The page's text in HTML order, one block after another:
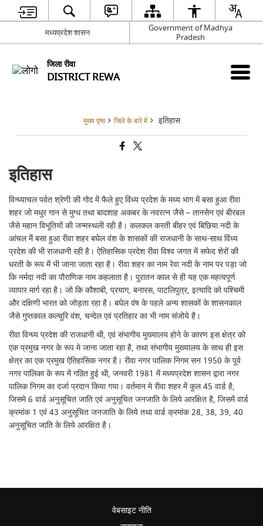
मध्यप्रदेश शासन
Government of Madhya
Pradesh
जिला रीवा
DISTRICT REWA
मुख्य पृष्ठ जिले के बारे में इतिहास
इतिहास
विन्ध्याचल पर्वत श्रेणी की गोद में फैले हुए विंध्य प्रदेश के मध्य भाग में बसा हुआ रीवा
शहर जो मधुर गान से मुग्ध तथा बादशाह अकबर के नवरत्न जैसे – तानसेन एवं बीरबल
जैसे महान विभूतियों की जन्मस्थली रही है। कलकल करती बीहर एवं बिछिया नदी के
आंचल मेें बसा हुआ रीवा शहर बघेल वंश के शासकों की राजधानी के साथ-साथ विंध्य
प्रदेश की भी राजधानी रही है। ऐतिहासिक प्रदेश रीवा विश्व जगत में सफेद शेरों की
धरती के रूप में भी जाना जाता रहा है। रीवा शहर का नाम रेवा नदी के नाम पर पड़ा जो
कि नर्मदा नदी का पौराणिक नाम कहलाता है। पुरातन काल से ही यह एक महत्वपूर्ण
व्यापार मार्ग रहा है। जो कि कौशाबी, प्रयाग, बनारस, पाटलिपुत्र, इत्यादि को पश्चिमी
और दक्षिणी भारत को जोड़ता रहा है। बघेल वंष के पहले अन्य शासकों के शासनकाल
जैसे गुप्तकाल कल्चुरि वंश, चन्देल एवं प्रतिहार का भी नाम संजोये है।
रीवा विन्ध्य प्रदेश की राजधानी थी, एवं संभागीय मुख्यालय होने के कारण इस क्षेत्र को
एक प्रमुख नगर के रूप मे जाना जाता रहा है, तथा संभागीय मुख्यालय के साथ ही इस
क्षेत्र का एक प्रमुख ऐतिहासिक नगर है। रीवा नगर पालिक निगम सन 1950 के पूर्व
नगर पालिका के रूप में गठित हुई थी, जनवरी 1981 में मध्यप्रदेश शासन द्वारा नगर
पालिक निगम का दर्जा प्रदान किया गया। वर्तमान मे रीवा शहर में कुल 45 वार्ड है,
जिसमे 6 वार्ड अनुसूचित जाति एवं अनुसूचित जनजाति के लिये आरक्षित है, जिसमें वार्ड
क्रमांक 1 एवं 43 अनुसूचित जनजाति के लिये तथा वार्ड क्रमांक 28, 38, 39, 40
अनुसूचित जाति के लिये आरक्षित है।
वेबसाइट नीति